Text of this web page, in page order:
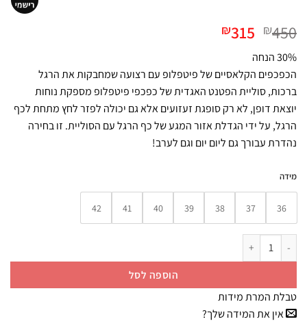
₪450 המחיר
היה:
₪450.
₪315
הוא:
₪315.
30% הנחה
הכפכפים הקלאסיים של פיטפלופ עם רצועה שמחבקות את הרגל
ברכות, סוליית הפטנט האגדית של כפכפי פיטפלופ מספקת נוחות
יוצאת דופן, לא רק סופגת זעזועים אלא גם יכולה לפזר לחץ מתחת לכף
הרגל, על ידי הגדלת אזור המגע של כף הרגל עם הסוליית. זו בחירה
נהדרת עבורך גם ליום יום וגם לערב!
מידה
36
37
38
39
40
41
42
כמות של FitFlop | HN9-001 כפכפי לולו קריסטל עם אבזם שחור
הוספה לסל
טבלת המרת מידות
אין את המידה שלך?